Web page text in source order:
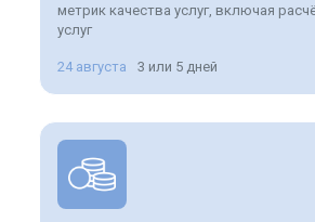
метрик качества услуг, включая
услуг
24 августа 3 или 5 дней